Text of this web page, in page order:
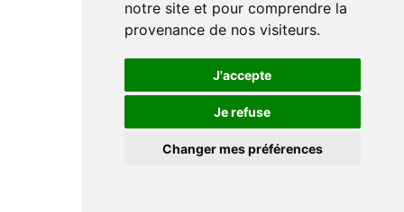
notre site et pour comprendre la
provenance de nos visiteurs.
J'accepte
Je refuse
Changer mes préférences